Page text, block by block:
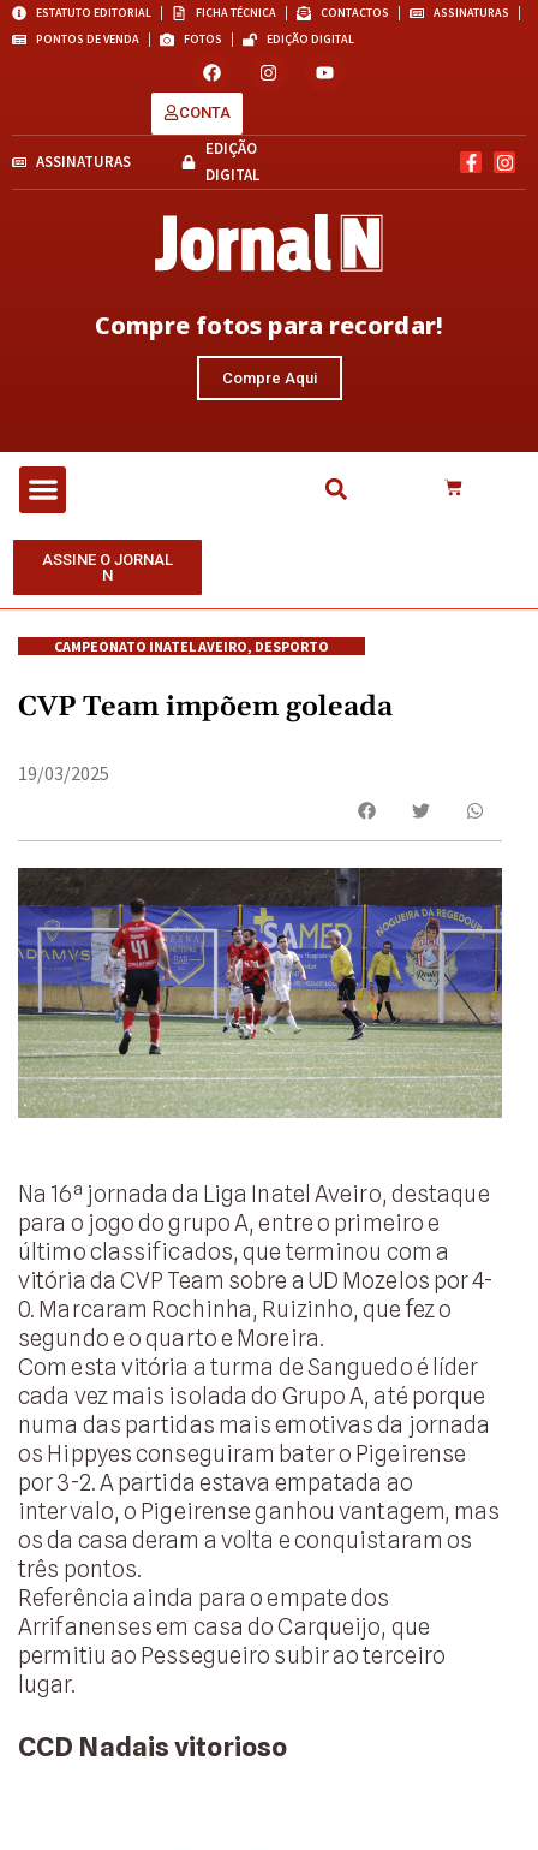
ESTATUTO EDITORIAL FICHA TÉCNICA CONTACTOS
ASSINATURAS
PONTOS DE VENDA
FOTOS EDIÇÃO DIGITAL
CONTA
ASSINATURAS
EDIÇÃO
DIGITAL
Compre fotos para recordar!
Compre Aqui
ASSINE O JORNAL
N
CAMPEONATO INATEL AVEIRO, DESPORTO
CVP Team impõem goleada
19/03/2025
Na 16ª jornada da Liga Inatel Aveiro, destaque
para o jogo do grupo A, entre o primeiro e
último classificados, que terminou com a
vitória da CVP Team sobre a UD Mozelos por 4-
0. Marcaram Rochinha, Ruizinho, que fez o
segundo e o quarto e Moreira.
Com esta vitória a turma de Sanguedo é líder
cada vez mais isolada do Grupo A, até porque
numa das partidas mais emotivas da jornada
os Hippyes conseguiram bater o Pigeirense
por 3-2. A partida estava empatada ao
intervalo, o Pigeirense ganhou vantagem, mas
os da casa deram a volta e conquistaram os
três pontos.
Referência ainda para o empate dos
Arrifanenses em casa do Carqueijo, que
permitiu ao Pessegueiro subir ao terceiro
lugar.
CCD Nadais vitorioso